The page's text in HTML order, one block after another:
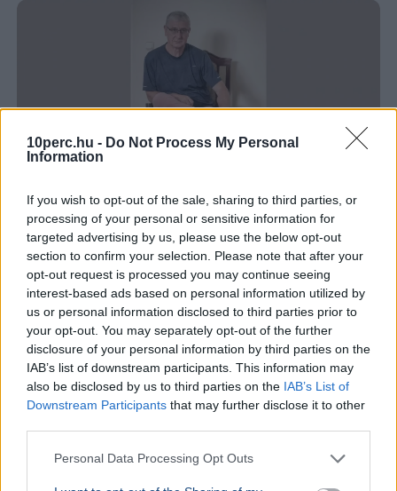
10perc.hu - Do Not Process My Personal
Information
If you wish to opt-out of the sale, sharing to third parties, or
processing of your personal or sensitive information for
targeted advertising by us, please use the below opt-out
section to confirm your selection. Please note that after your
opt-out request is processed you may continue seeing
interest-based ads based on personal information utilized by
us or personal information disclosed to third parties prior to
your opt-out. You may separately opt-out of the further
disclosure of your personal information by third parties on the
IAB’s list of downstream participants. This information may
also be disclosed by us to third parties on the IAB’s List of
Downstream Participants that may further disclose it to other
Personal Data Processing Opt Outs
Magyarország Magyar Péter Facebook
Gyurcsány Ferenc
Tisza Párt
Gyurcsány Ferenc Facebook-bejegyzésében arról írt,
hogy a forradalom után a nép megszerzett jogait az új
hatalom sem vonhatja vissza.Bővebben...
Rezsicsökkentés
GAZDASÁG